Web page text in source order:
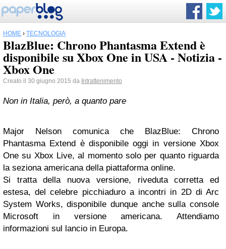
HOME › TECNOLOGIA
BlazBlue: Chrono Phantasma Extend è
disponibile su Xbox One in USA - Notizia -
Xbox One
Creato il 30 giugno 2015 da Intrattenimento
Non in Italia, però, a quanto pare
Major Nelson comunica che BlazBlue: Chrono
Phantasma Extend è disponibile oggi in versione Xbox
One su Xbox Live, al momento solo per quanto riguarda
la seziona americana della piattaforma online.
Si tratta della nuova versione, riveduta corretta ed
estesa, del celebre picchiaduro a incontri in 2D di Arc
System Works, disponibile dunque anche sulla console
Microsoft in versione americana. Attendiamo
informazioni sul lancio in Europa.